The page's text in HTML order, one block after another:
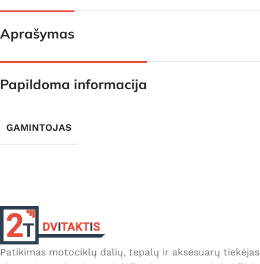
Aprašymas
Papildoma informacija
GAMINTOJAS
Patikimas motociklų dalių, tepalų ir aksesuarų tiekėjas